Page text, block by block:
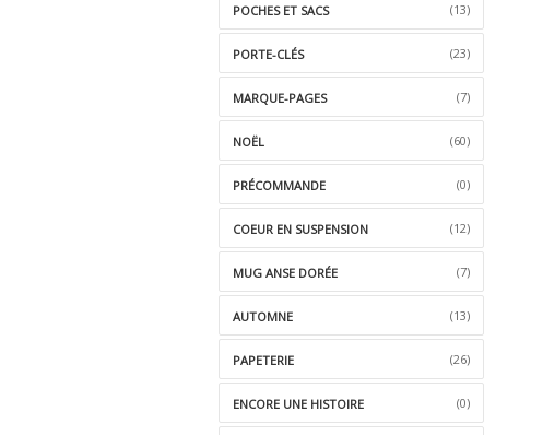
POCHES ET SACS (13)
PORTE-CLÉS (23)
MARQUE-PAGES (7)
NOËL (60)
PRÉCOMMANDE (0)
COEUR EN SUSPENSION (12)
MUG ANSE DORÉE (7)
AUTOMNE (13)
PAPETERIE (26)
ENCORE UNE HISTOIRE (0)